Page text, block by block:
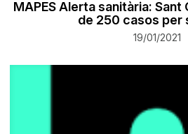
MAPES Alerta sanitària:
de 250 casos per
19/01/2021